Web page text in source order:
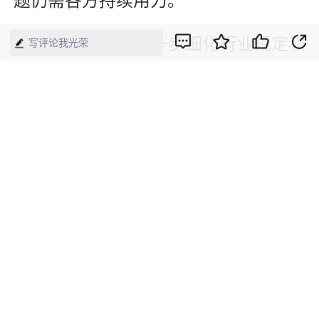
贾志强认为，应进一步细化行业规定和
写评论我光荣